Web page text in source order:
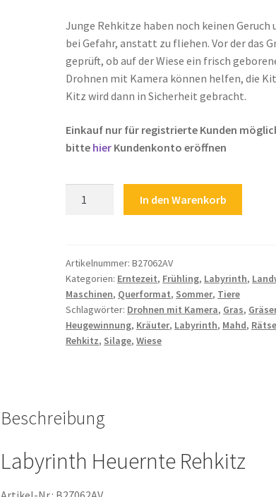
Junge Rehkitze haben noch keinen Geruch
bei Gefahr, anstatt zu fliehen. Vor der das
geprüft, ob auf der Wiese ein frisch
Drohnen mit Kamera können helfen, die
Kitz wird dann in Sicherheit gebracht.
Einkauf nur für registrierte Kunden
bitte hier Kundenkonto eröffnen
Rehkitz
Gras
Mahd
Drohnen
mit
Kamera
Heu
In den Warenkorb
Artikelnummer:B27062AV
Kategorien: Erntezeit, Frühling, Labyrinth,
Maschinen, Querformat, Sommer, Tiere
Schlagwörter: Drohnen mit Kamera, Gras,
Heugewinnung, Kräuter, Labyrinth, Mahd,
Rehkitz, Silage,Wiese
Beschreibung
Labyrinth Heuernte Rehkitz